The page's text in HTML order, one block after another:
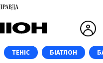
ТЕНІС БІАТЛОН